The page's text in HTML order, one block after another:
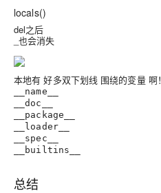
locals()
del之后
_也会消失
本地有 好多双下划线 围绕的变量 啊！
__name__
__doc__
__package__
__loader__
__spec__
__builtins__
总结